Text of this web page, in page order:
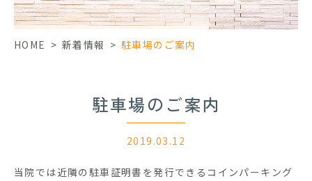
HOME > 新着情報 > 駐車場のご案内
駐車場のご案内
2019.03.12
当院では近隣の駐車証明書を発行できるコインパーキング